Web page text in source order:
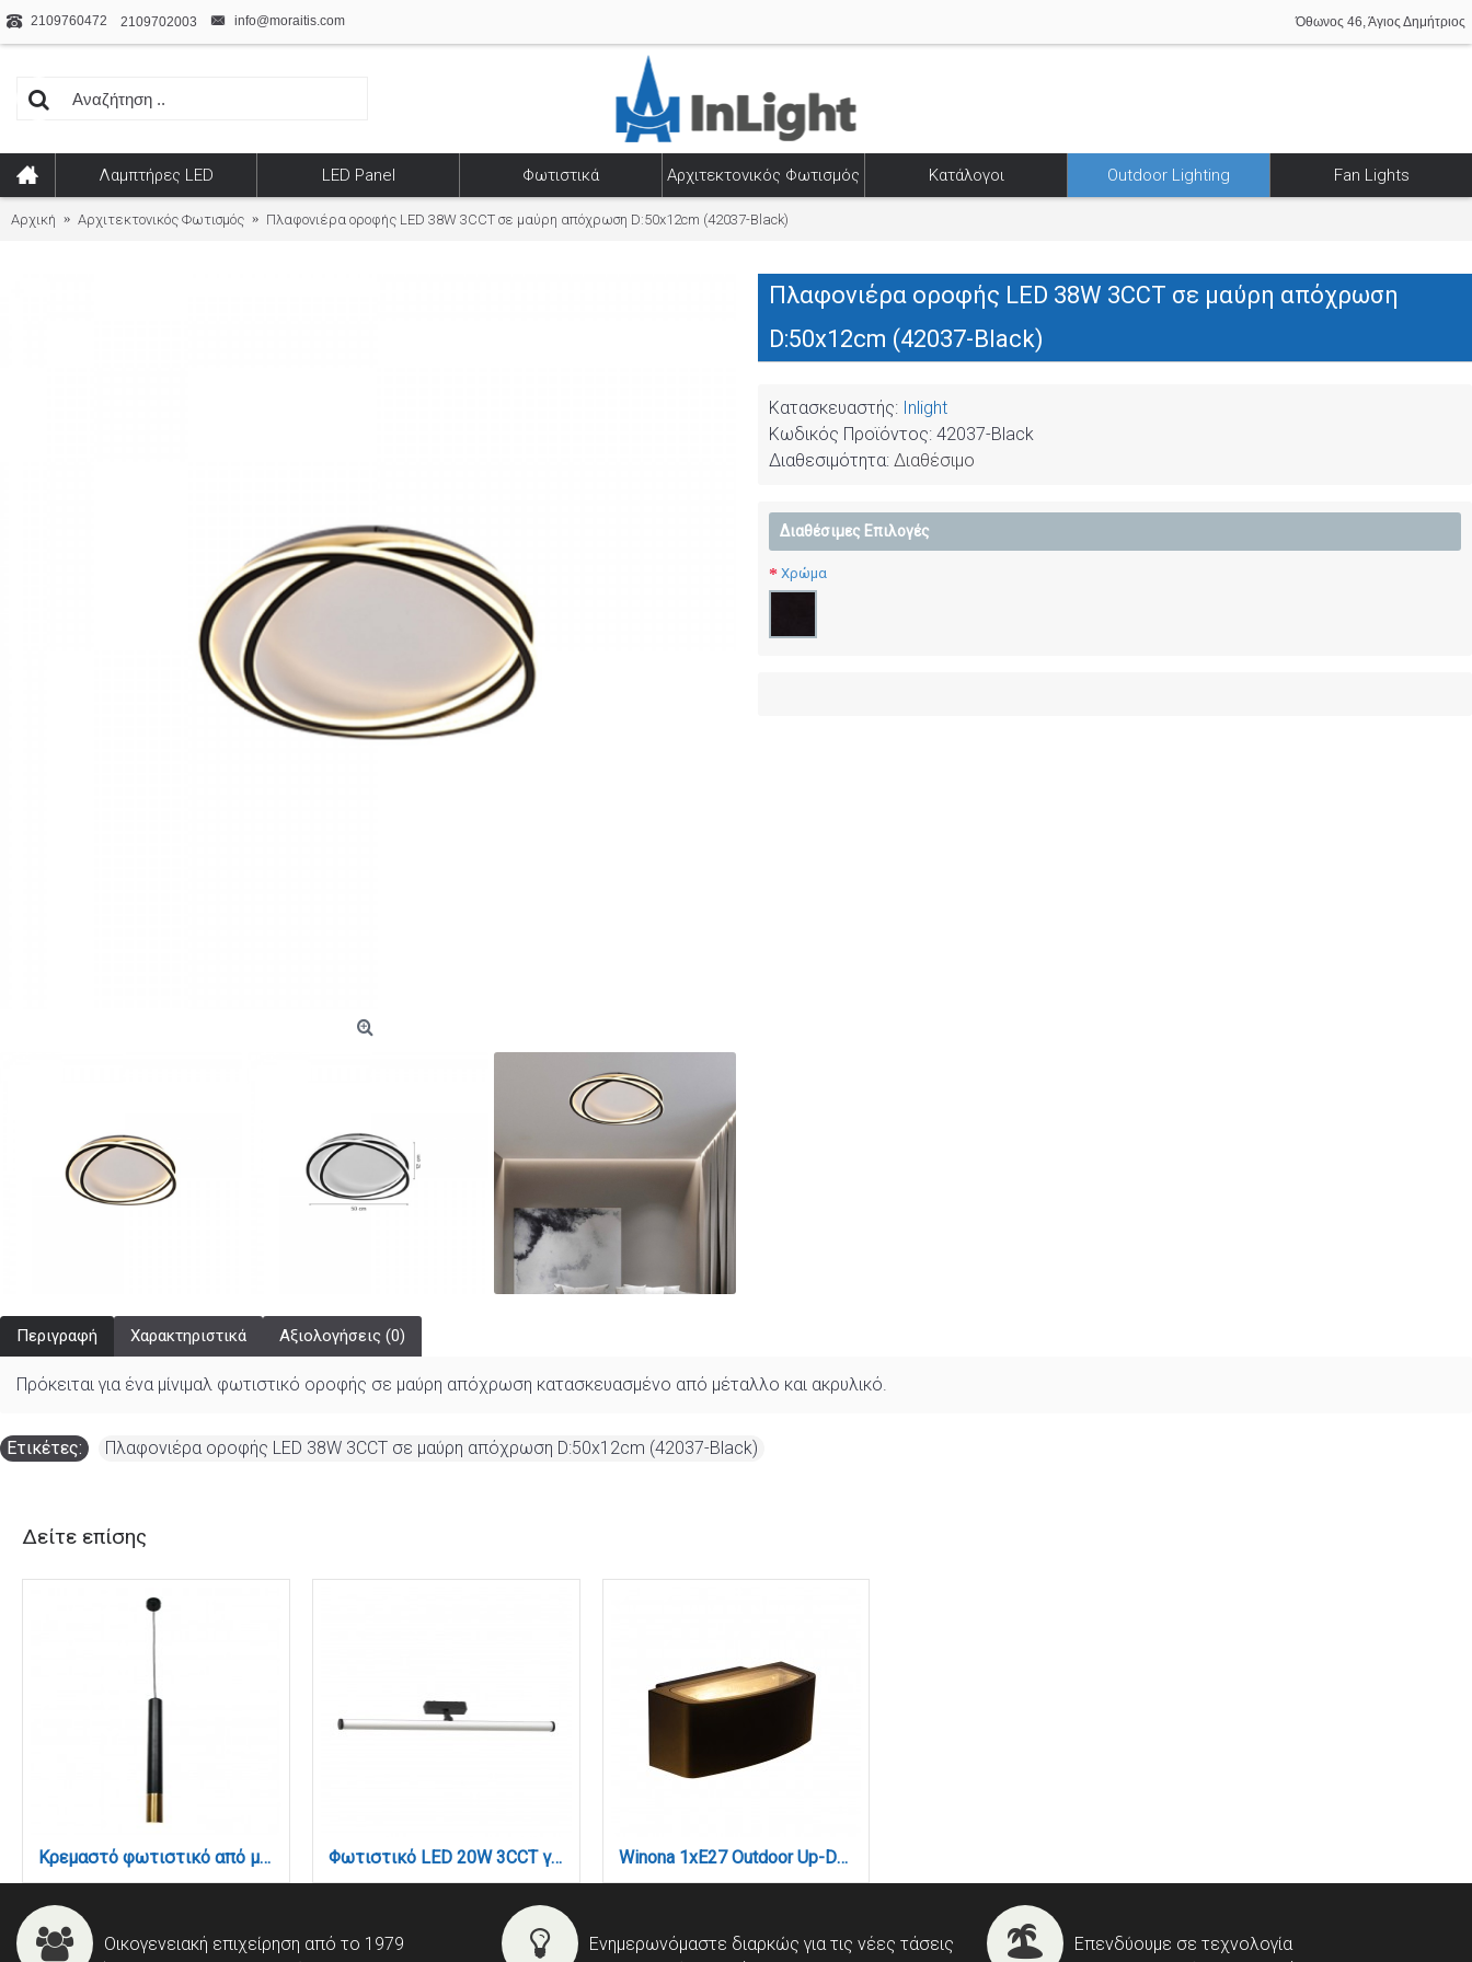
2109760472 2109702003 info@moraitis.com Όθωνος 46, Άγιος Δημήτριος
Λαμπτήρες LED LED Panel Φωτιστικά Αρχιτεκτονικός Φωτισμός Κατάλογοι Outdoor Lighting Fan Lights
Αρχική Αρχιτεκτονικός Φωτισμός Πλαφονιέρα οροφής LED 38W 3CCT σε μαύρη απόχρωση D:50x12cm (42037-Black)
Πλαφονιέρα οροφής LED 38W 3CCT σε μαύρη απόχρωση
D:50x12cm (42037-Black)
Κατασκευαστής: Inlight
Κωδικός Προϊόντος: 42037-Black
Διαθεσιμότητα: Διαθέσιμο
Διαθέσιμες Επιλογές
Χρώμα
Περιγραφή Χαρακτηριστικά Αξιολογήσεις (0)
Πρόκειται για ένα μίνιμαλ φωτιστικό οροφής σε μαύρη απόχρωση κατασκευασμένο από μέταλλο και ακρυλικό.
Ετικέτες: Πλαφονιέρα οροφής LED 38W 3CCT σε μαύρη απόχρωση D:50x12cm (42037-Black)
Δείτε επίσης
Κρεμαστό φωτιστικό από μαύρο και χρυσαφί μέταλλο 1XGU10 D:40cm (4013) Φωτιστικό LED 20W 3CCT για Ultra-Thin μαγνητική ράγα σε μαύρη απόχρωση (by tuya and zigbee) D:60cmX8,7cm (T05405-BL) Winona 1xΕ27 Outdoor Up-Down Wall Lamp Black D:90x120x220mm (80205414)
Οικογενειακή επιχείρηση από το 1979
Ενημερωνόμαστε διαρκώς για τις νέες τάσεις
Επενδύουμε σε τεχνολογία